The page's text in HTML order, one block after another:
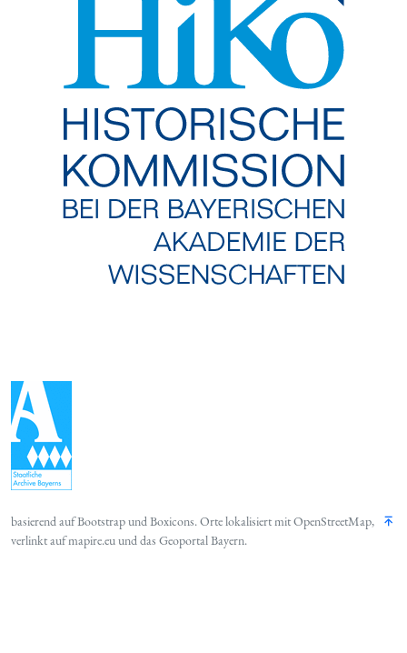
basierend aufBootstrapundBoxicons. Orte lokalisiert mitOpenStreetMap,
verlinkt aufmapire.euund das Geoportal Bayern.